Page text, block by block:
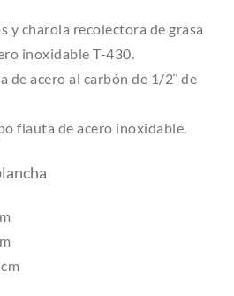
y charola recolectora de grasa
inoxidable T-430.
de acero al carbón de 1/2¨ de
flauta de acero inoxidable.